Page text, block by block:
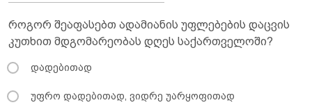
როგორ შეაფასებთ ადამიანის უფლებების დაცვის
კუთხით მდგომარეობას დღეს საქართველოში?
დადებითად
უფრო დადებითად, ვიდრე უარყოფითად